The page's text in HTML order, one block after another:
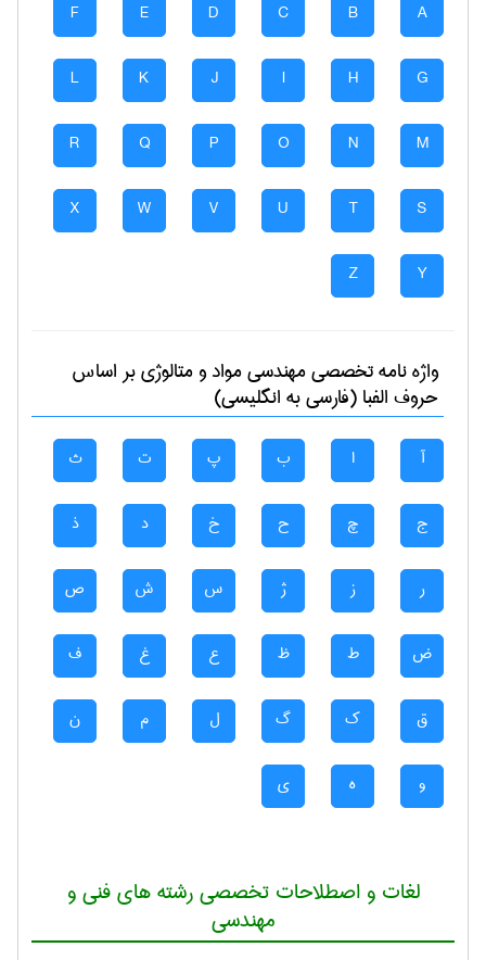
A
B
C
D
E
F
G
H
I
J
K
L
M
N
O
P
Q
R
S
T
U
V
W
X
Y
Z
واژه نامه تخصصیمهندسی مواد و متالوژیبر اساس
حروف الفبا (فارسی به انگلیسی)
آ ا ب پ ت ث
ج چ ح خ د ذ
ر ز ژ س ش ص
ض ط ظ ع غ ف
ق ک گ ل م ن
و ه ی
لغات و اصطلاحات تخصصی رشته های فنی و
مهندسی